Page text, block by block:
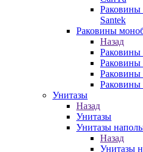
Раковины
Santek
Раковины
Назад
Раковины
Раковины
Раковины
Унитазы
Назад
Унитазы
Унитазы
Назад
Унитазы